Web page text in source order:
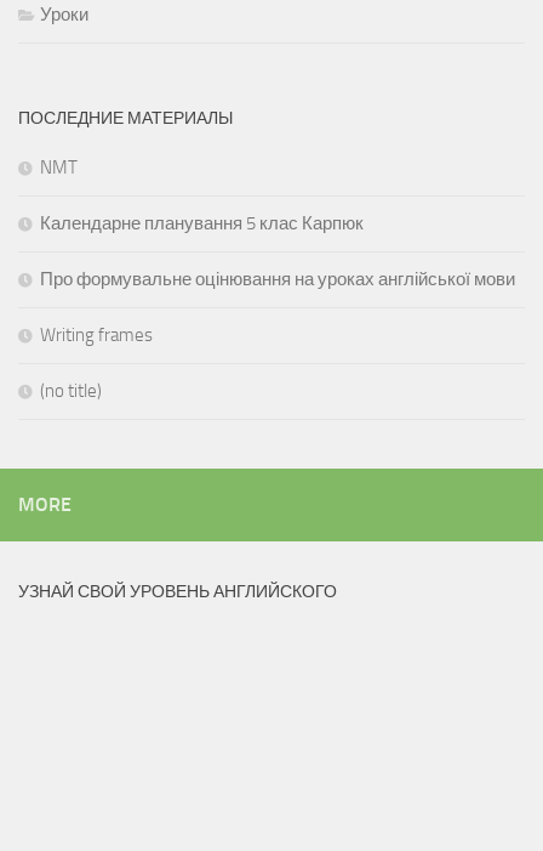
Уроки
ПОСЛЕДНИЕ МАТЕРИАЛЫ
NMT
Календарне планування 5 клас Карпюк
Про формувальне оцінювання на уроках англійської мови
Writing frames
(no title)
MORE
УЗНАЙ СВОЙ УРОВЕНЬ АНГЛИЙСКОГО